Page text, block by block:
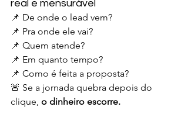
real e mensurável
📌 De onde o lead vem?
📌 Pra onde ele vai?
📌 Quem atende?
📌 Em quanto tempo?
📌 Como é feita a proposta?
🚨 Se a jornada quebra depois do
clique, o dinheiro escorre.